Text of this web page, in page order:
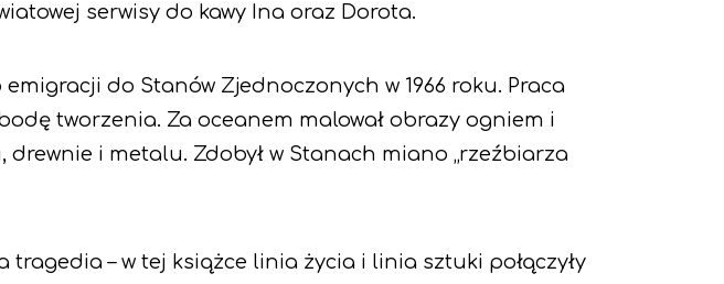
serwisy do kawy Ina oraz Dorota.
do Stanów Zjednoczonych w 1966 roku. Praca
tworzenia. Za oceanem malował obrazy ogniem i
i metalu. Zdobył w Stanach miano „rzeźbiarza
– w tej książce linia życia i linia sztuki połączyły